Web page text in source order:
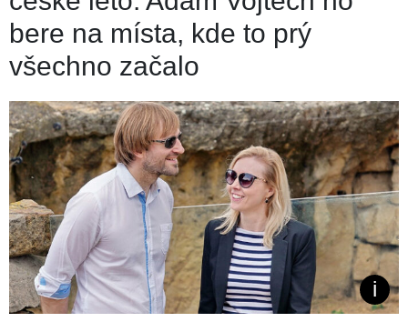
bere na místa, kde to prý
všechno začalo